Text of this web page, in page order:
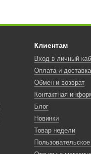
Клиентам
Вход в личный
Оплата и доставка
Обмен и возврат
Контактная
Блог
Новинки
Товар недели